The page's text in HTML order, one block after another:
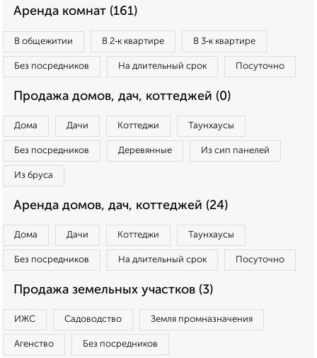
Аренда комнат (161)
В общежитии В 2‑к квартире В 3‑к квартире
Без посредников На длительный срок Посуточно
Продажа домов, дач, коттеджей (0)
Дома Дачи Коттеджи Таунхаусы
Без посредников Деревянные Из сип панелей
Из бруса
Аренда домов, дач, коттеджей (24)
Дома Дачи Коттеджи Таунхаусы
Без посредников На длительный срок Посуточно
Продажа земельных участков (3)
ИЖС Садоводство Земля промназначения
Агенство Без посредников